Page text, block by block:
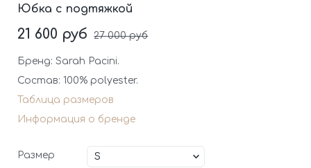
Юбка с подтяжкой
21 600 руб 27 000 руб
Бренд: Sarah Pacini.
Состав: 100% polyester.
Таблица размеров
Информация о бренде
Размер